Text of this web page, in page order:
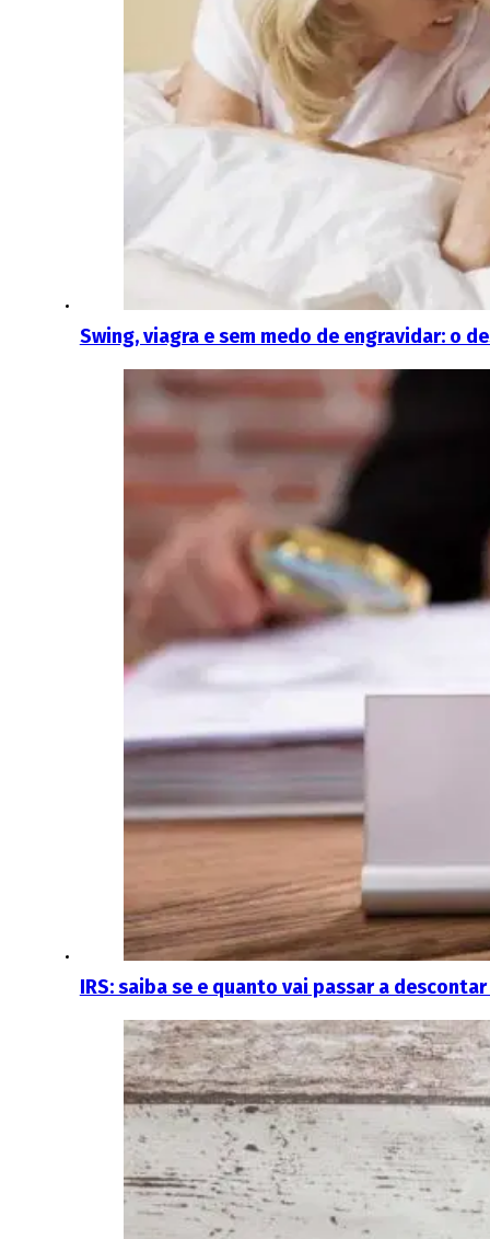
Swing, viagra e sem medo de engravidar: o
IRS: saiba se e quanto vai passar a